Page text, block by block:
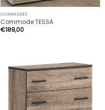
COMMODES
Commode TESSA
€189,00